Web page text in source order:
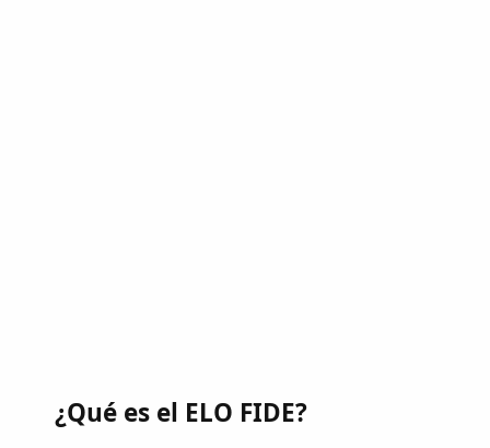
¿Qué es el ELO FIDE?